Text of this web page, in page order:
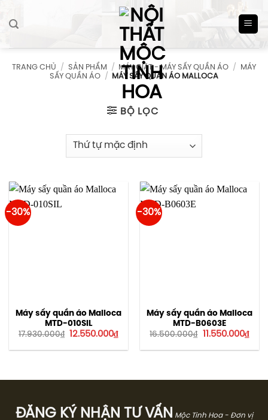
TRANG CHỦ / SẢN PHẨM / MÁY GIẶT - MÁY SẤY QUẦN ÁO /
MÁY
SẤY QUẦN ÁO
/ MÁY SẤY QUẦN ÁO MALLOCA
BỘ LỌC
-30%
Máy sấy quần áo Malloca
MTD-010SIL
17.930.000₫ Giá
là:
12.550.000₫Giá
tại
-30%
Máy sấy quần áo Malloca
MTD-B0603E
16.500.000₫
Giá
là:
11.550.000₫Giá
tại
ĐĂNG KÝ NHẬN TƯ VẤN
Mộc Tinh Hoa - Đơn vị